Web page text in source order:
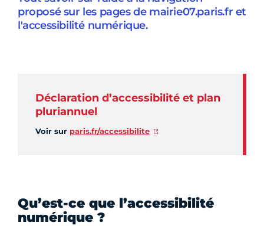
proposé sur les pages de mairie07.paris.fr et
l'accessibilité numérique.
Déclaration d’accessibilité et plan
pluriannuel
Voir sur paris.fr/accessibilite
Qu’est-ce que l’accessibilité
numérique ?